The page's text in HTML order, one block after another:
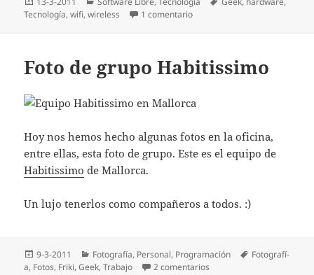
el
Tecnologí­a,wifi,wireless 1 comentarioen Ha muerto el access point
Foto de grupo Habitissimo
Hoy nos hemos hecho algunas fotos en la oficina,
entre ellas, esta foto de grupo. Este es el equipo de
Habitissimo de Mallorca.
Un lujo tenerlos como compañeros a todos. :)
Publicado
el
9-3-2011 Categorías
Fotografí­a, Personal, Programación Etiquetas
Fotografí­
a, Fotos, Friki,Geek,Trabajo 2 comentarios